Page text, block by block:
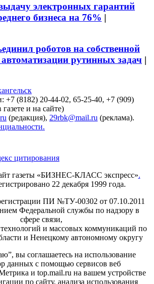
электронных гарантий
бизнеса на 76% |
роботов на собственной
рутинных задач |
+7 (8182) 20-44-02, 65-25-40, +7 (909)
и на сайте)
(редакция), 29rbk@mail.ru (реклама).
газеты «БИЗНЕС-КЛАСС экспресс».
22 декабря 1999 года.
ПИ №ТУ-00302 от 07.10.2011
Федеральной службы по надзору в
сфере связи,
и массовых коммуникаций по
и Ненецкому автономному округу
вы соглашаетесь на использование
данных с помощью сервисов веб
и top.mail.ru на вашем устройстве
по сайту, анализа использования